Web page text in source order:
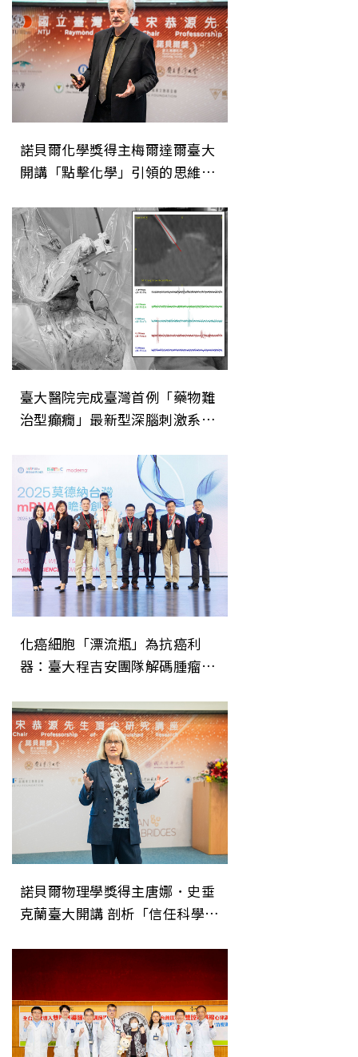
諾貝爾化學獎得主梅爾達爾臺大
開講「點擊化學」引領的思維革
臺大醫院完成臺灣首例「藥物難
治型癲癇」最新型深腦刺激系統
化癌細胞「漂流瓶」為抗癌利
器：臺大程吉安團隊解碼腫瘤胞
諾貝爾物理學獎得主唐娜．史垂
克蘭臺大開講 剖析「信任科學」